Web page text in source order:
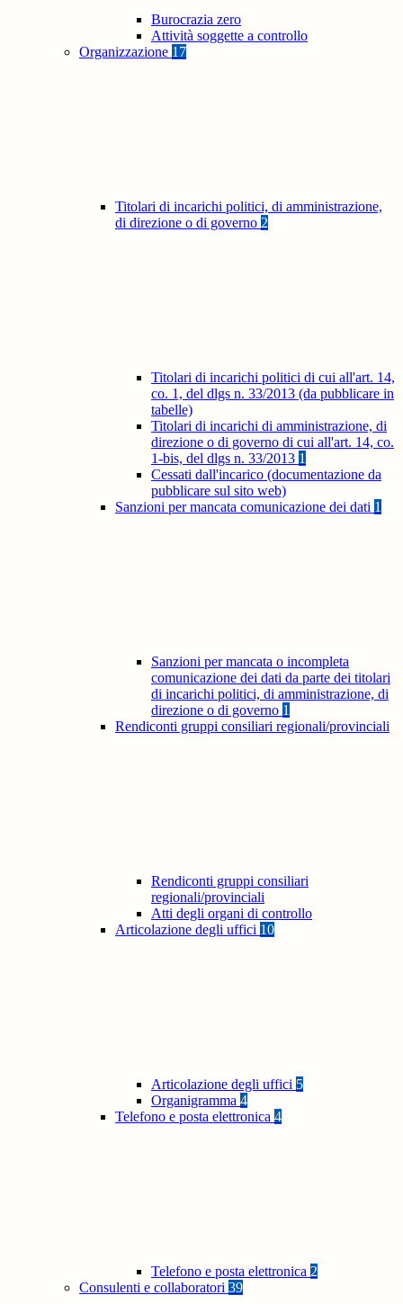
Burocrazia zero
Attività soggette a controllo
Organizzazione 17
Titolari di incarichi politici, di amministrazione,
di direzione o di governo 2
Titolari di incarichi politici di cui all'art. 14,
co. 1, del dlgs n. 33/2013 (da pubblicare in
tabelle)
Titolari di incarichi di amministrazione, di
direzione o di governo di cui all'art. 14, co.
1-bis, del dlgs n. 33/2013 1
Cessati dall'incarico (documentazione da
pubblicare sul sito web)
Sanzioni per mancata comunicazione dei dati 1
Sanzioni per mancata o incompleta
comunicazione dei dati da parte dei titolari
di incarichi politici, di amministrazione, di
direzione o di governo 1
Rendiconti gruppi consiliari regionali/provinciali
Rendiconti gruppi consiliari
regionali/provinciali
Atti degli organi di controllo
Articolazione degli uffici 10
Articolazione degli uffici 5
Organigramma 4
Telefono e posta elettronica 4
Telefono e posta elettronica 2
Consulenti e collaboratori 39